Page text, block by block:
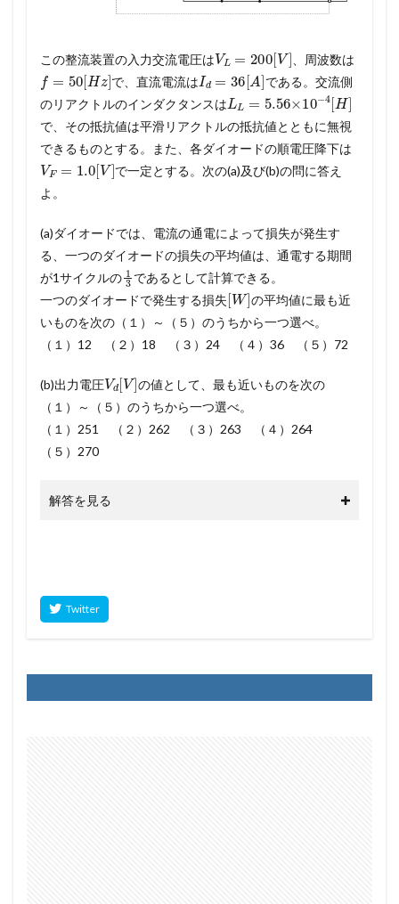
この整流装置の入力交流電圧は
VL V]
、周波数は
f= 50[Hz]
で、直流電流は
Id 36 A ]
である。交流側
のリアクトルのインダクタンスは
LL =5.56× 10 4[H]
で、その抵抗値は平滑リアクトルの抵抗値とともに無視
できるものとする。また、各ダイオードの順電圧降下は
VF= 1.0 V]
で一定とする。次の(a)及び(b)の問に答え
よ。
(a)ダイオードでは、電流の通電によって損失が発生す
る、一つのダイオードの損失の平均値は、通電する期間
が1サイクルの
13
であるとして計算できる。
一つのダイオードで発生する損失
[W]
の平均値に最も近
いものを次の（１）～（５）のうちから一つ選べ。
（１）12 （２）18 （３）24 （４）36 （５）72
(b)出力電圧
Vd[V
の値として、最も近いものを次の
（１）～（５）のうちから一つ選べ。
（１）251 （２）262 （３）263 （４）264
（５）270
解答を見る